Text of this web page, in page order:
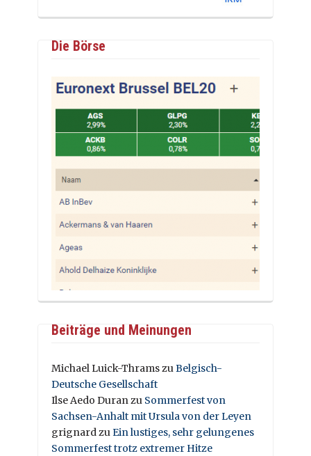
Die Börse
Beiträge und Meinungen
Michael Luick-ThramszuBelgisch-
Deutsche Gesellschaft
Ilse Aedo Duranzu Sommerfest von
Sachsen-Anhalt mit Ursula von der Leyen
grignardzuEin lustiges, sehr gelungenes
Sommerfest trotz extremer Hitze